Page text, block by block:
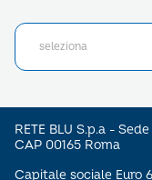
RETE BLU S.p.a -
CAP 00165 Roma
Capitale sociale Euro